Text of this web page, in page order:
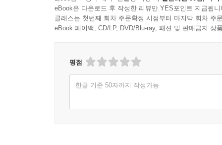
eBook은 다운로드 후 작성한 리뷰만 YES포인트 지급됩니
클래스는 첫번째 회차 주문확정 시점부터 마지막 회차 주
eBook 페이백, CD/LP, DVD/Blu-ray, 패션 및 판매금지 상
평점
한글 기준 50자까지 작성가능